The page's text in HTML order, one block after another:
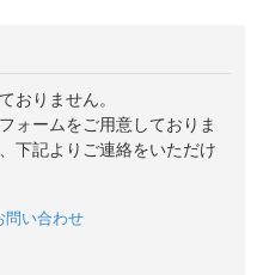
おりません。
ォームをご用意しておりま
下記よりご連絡をいただけ
問い合わせ